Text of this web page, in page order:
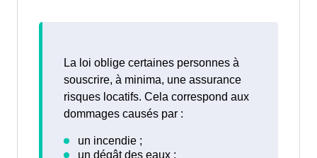
La loi oblige certaines personnes à
souscrire, à minima, une assurance
risques locatifs. Cela correspond aux
dommages causés par :